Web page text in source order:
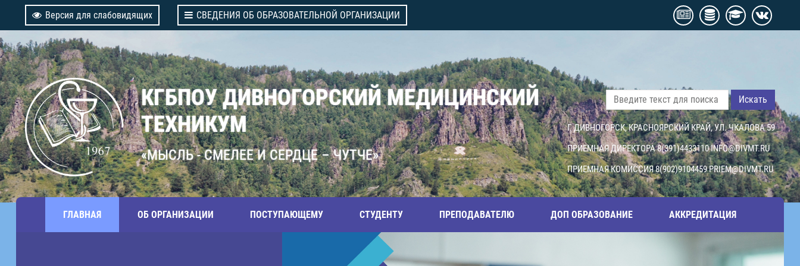
Версия для слабовидящих СВЕДЕНИЯ ОБ ОБРАЗОВАТЕЛЬНОЙ ОРГАНИЗАЦИИ
КГБПОУ ДИВНОГОРСКИЙ МЕДИЦИНСКИЙ
ТЕХНИКУМ
«МЫСЛЬ - СМЕЛЕЕ И СЕРДЦЕ – ЧУТЧЕ»
Искать
Г. ДИВНОГОРСК, КРАСНОЯРСКИЙ КРАЙ, УЛ. ЧКАЛОВА 59
ПРИЕМНАЯ ДИРЕКТОРА 8(391)4433110INFO@DIVMT.RU
ПРИЕМНАЯ КОМИССИЯ 8(902)9104459PRIEM@DIVMT.RU
ГЛАВНАЯ ОБ ОРГАНИЗАЦИИ ПОСТУПАЮЩЕМУ СТУДЕНТУ ПРЕПОДАВАТЕЛЮ ДОП ОБРАЗОВАНИЕ АККРЕДИТАЦИЯ